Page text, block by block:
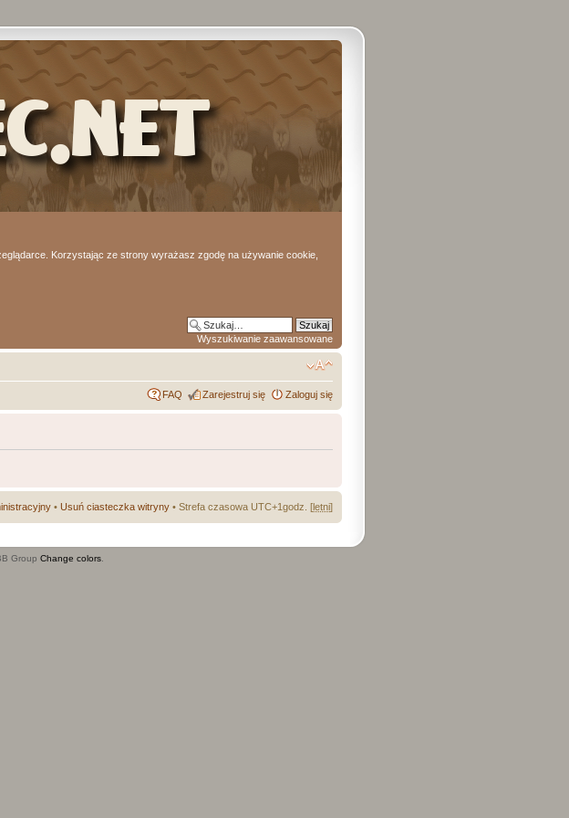
Korzystając ze strony wyrażasz zgodę na używanie cookie,
Wyszukiwanie zaawansowane
FAQ Zarejestruj się Zaloguj się
• Usuń ciasteczka witryny • Strefa czasowa UTC+1godz. [letni]
Group Change colors.